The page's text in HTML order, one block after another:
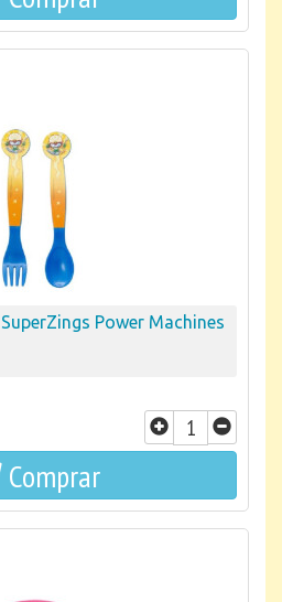
Power Machines
Comprar